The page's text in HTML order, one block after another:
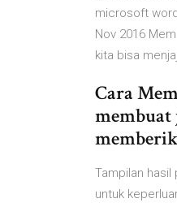
microsoft
Nov 2016
kita bisa
Cara
Tampilan
untuk